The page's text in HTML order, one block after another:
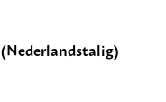
(Nederlandstalig)